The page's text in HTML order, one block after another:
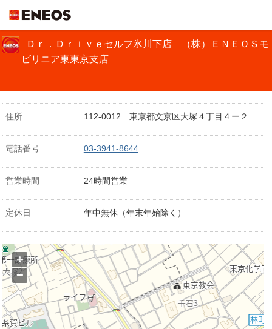
Ｄｒ．Ｄｒｉｖｅセルフ氷川下店 （株）ＥＮＥＯＳモ
ビリニア東東京支店
住所 112-0012 東京都文京区大塚４丁目４ー２
電話番号 03-3941-8644
営業時間 24時間営業
定休日 年中無休（年末年始除く）
+
−